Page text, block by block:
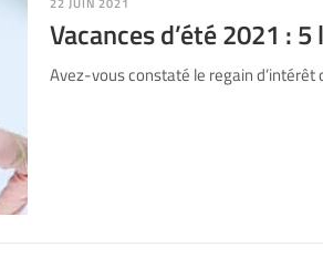
Vacances d’été 2021 :
Avez-vous constaté le regain